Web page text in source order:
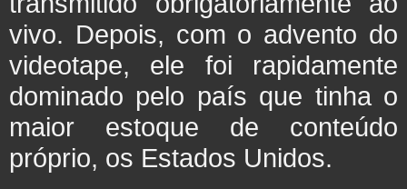
vivo. Depois, com o advento do
videotape, ele foi rapidamente
dominado pelo país que tinha o
maior estoque de conteúdo
próprio, os Estados Unidos.